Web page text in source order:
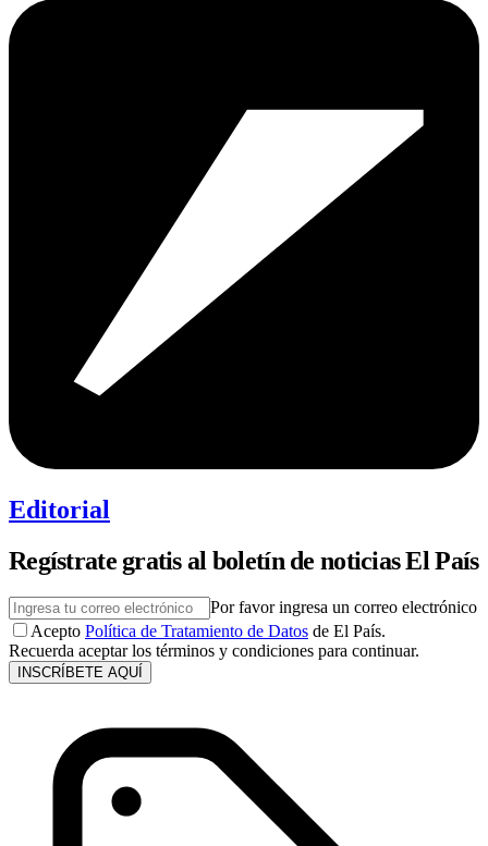
Editorial
Regístrate gratis al boletín de noticias El País
Por favor ingresa un correo electrónico
Acepto Política de Tratamiento de Datos de El País.
Recuerda aceptar los términos y condiciones para continuar.
INSCRÍBETE AQUÍ